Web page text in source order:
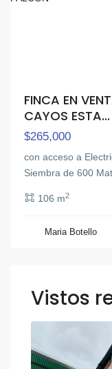
FINCA EN
CAYOS ESTA...
$265,000
con acceso a
Siembra de 600
106 m2
Maria Botello
Vistos
Otra,
Valencia